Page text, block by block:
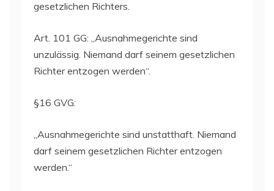
gesetzlichen Richters.
Art. 101 GG: „Ausnahmegerichte sind
unzulässig. Niemand darf seinem gesetzlichen
Richter entzogen werden“.
§16 GVG:
„Ausnahmegerichte sind unstatthaft. Niemand
darf seinem gesetzlichen Richter entzogen
werden.“